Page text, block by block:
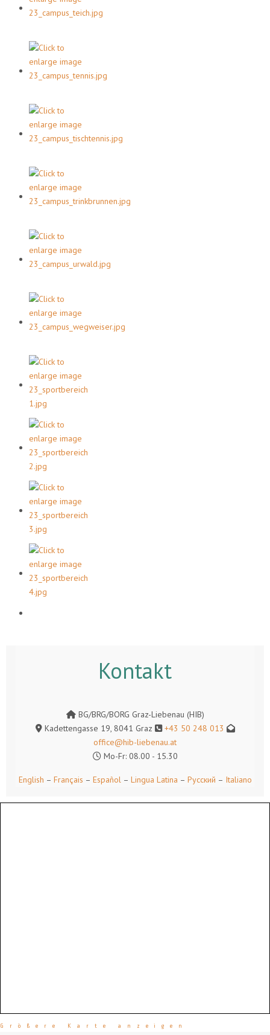
Kontakt
BG/BRG/BORG Graz-Liebenau (HIB)
Kadettengasse 19, 8041 Graz
+43 50 248 013
office@hib-liebenau.at
Mo-Fr: 08.00 - 15.30
English – Français – Español– Lingua Latina – Русский – Italiano
Größere Karte anzeigen